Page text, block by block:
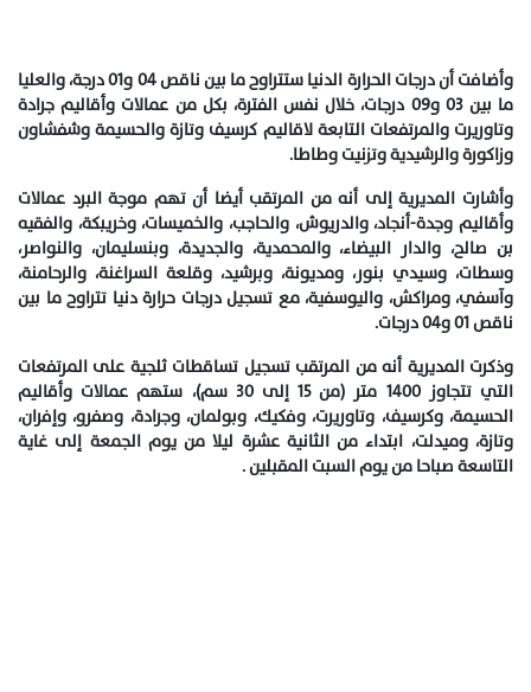
وأضافت أن درجات الحرارة الدنيا ستتراوح ما بين ناقص 04 و01 درجة، والعليا
ما بين 03 و09 درجات، خلال نفس الفترة، بكل من عمالات وأقاليم جرادة
وتاوريرت والمرتفعات التابعة لاقاليم كرسيف وتازة والحسيمة وشفشاون
وزاكورة والرشيدية وتزنيت وطاطا.
وأشارت المديرية إلى أنه من المرتقب أيضا أن تهم موجة البرد عمالات
وأقاليم وجدة-أنجاد، والدريوش، والحاجب، والخميسات، وخريبكة، والفقيه
بن صالح، والدار البيضاء، والمحمدية، والجديدة، وبنسليمان، والنواصر،
وسطات، وسيدي بنور، ومديونة، وبرشيد، وقلعة السراغنة، والرحامنة،
وآسفي، ومراكش، واليوسفية، مع تسجيل درجات حرارة دنيا تتراوح ما بين
ناقص 01 و04 درجات.
وذكرت المديرية أنه من المرتقب تسجيل تساقطات ثلجية على المرتفعات
التي تتجاوز 1400 متر (من 15 إلى 30 سم)، ستهم عمالات وأقاليم
الحسيمة، وكرسيف، وتاوريرت، وفكيك، وبولمان، وجرادة، وصفرو، وإفران،
وتازة، وميدلت، ابتداء من الثانية عشرة ليلا من يوم الجمعة إلى غاية
التاسعة صباحا من يوم السبت المقبلين .